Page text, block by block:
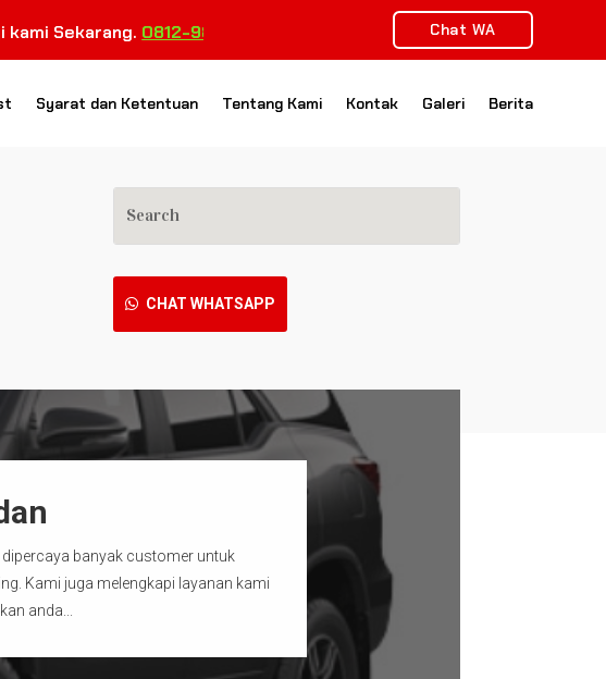
0812-9843-9263 Chat WA
Syarat dan Ketentuan Tentang Kami Kontak Galeri Berita
CHAT WHATSAPP
banyak customer untuk
Kami juga melengkapi layanan kami
anda...